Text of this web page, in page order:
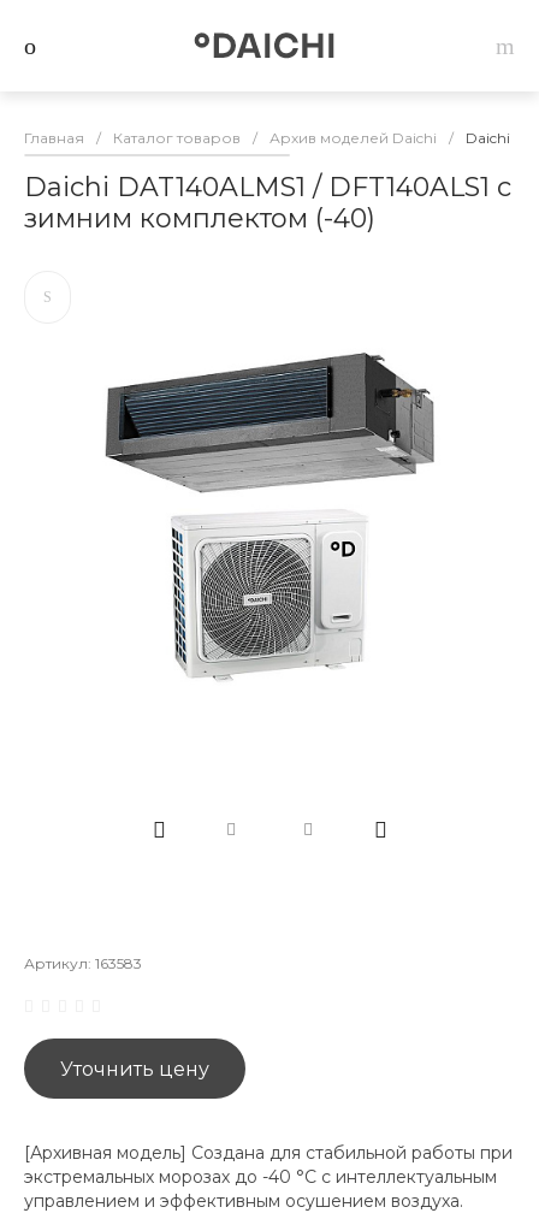
Главная / Каталог товаров / Архив моделей Daichi / Daichi
Daichi DAT140ALMS1 / DFT140ALS1 с
зимним комплектом (-40)
Артикул: 163583
Уточнить цену
[Архивная модель] Создана для стабильной работы при
экстремальных морозах до -40 °C с интеллектуальным
управлением и эффективным осушением воздуха.